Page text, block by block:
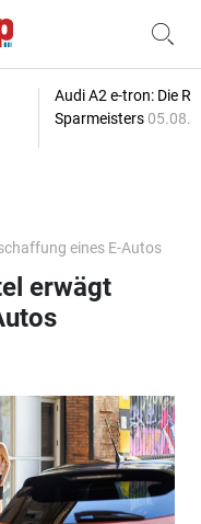
Audi A2 e-tron: Die
Sparmeisters
eines E-Autos
erwägt